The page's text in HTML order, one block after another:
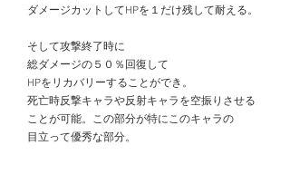
ダメージカットしてHPを１だけ残して耐える。
そして攻撃終了時に
総ダメージの５０％回復して
HPをリカバリーすることができ。
死亡時反撃キャラや反射キャラを空振りさせる
ことが可能。この部分が特にこのキャラの
目立って優秀な部分。